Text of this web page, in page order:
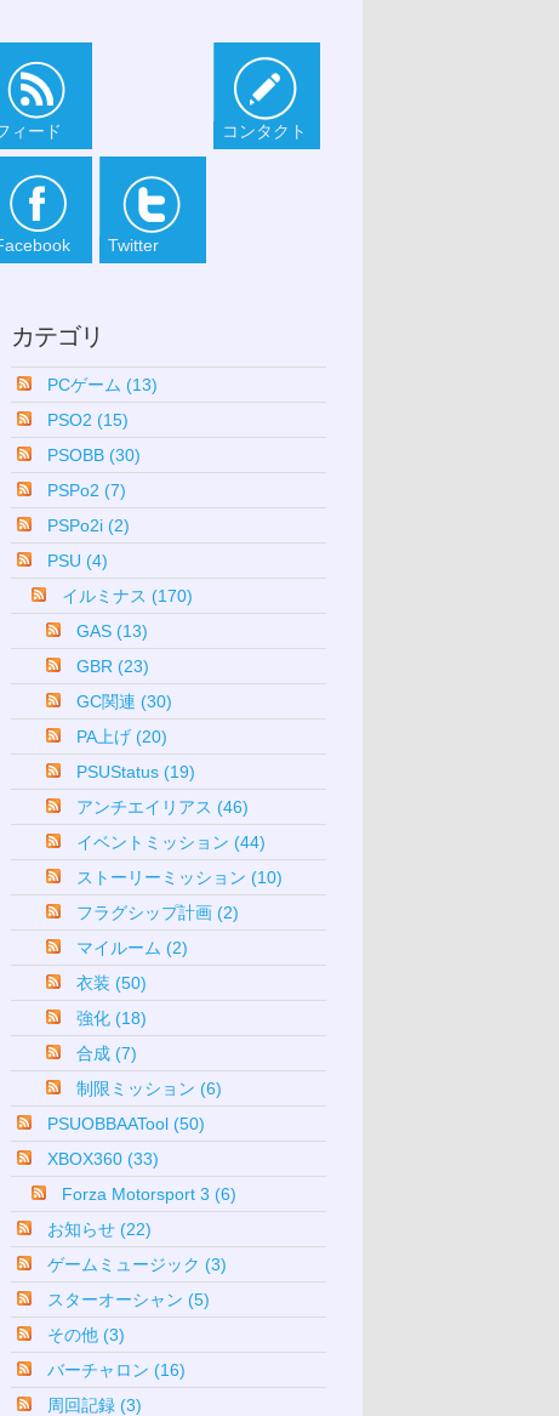
ィード コンタクト
Twitter
カテゴリ
PCゲーム (13)
PSO2 (15)
PSOBB (30)
PSPo2 (7)
PSPo2i (2)
PSU (4)
イルミナス (170)
GAS (13)
GBR (23)
GC関連 (30)
PA上げ (20)
PSUStatus (19)
アンチエイリアス (46)
イベントミッション (44)
ストーリーミッション (10)
フラグシップ計画 (2)
マイルーム (2)
衣装 (50)
強化 (18)
合成 (7)
制限ミッション (6)
PSUOBBAATool (50)
XBOX360 (33)
Forza Motorsport 3 (6)
お知らせ (22)
ゲームミュージック (3)
スターオーシャン (5)
その他 (3)
バーチャロン (16)
周回記録 (3)